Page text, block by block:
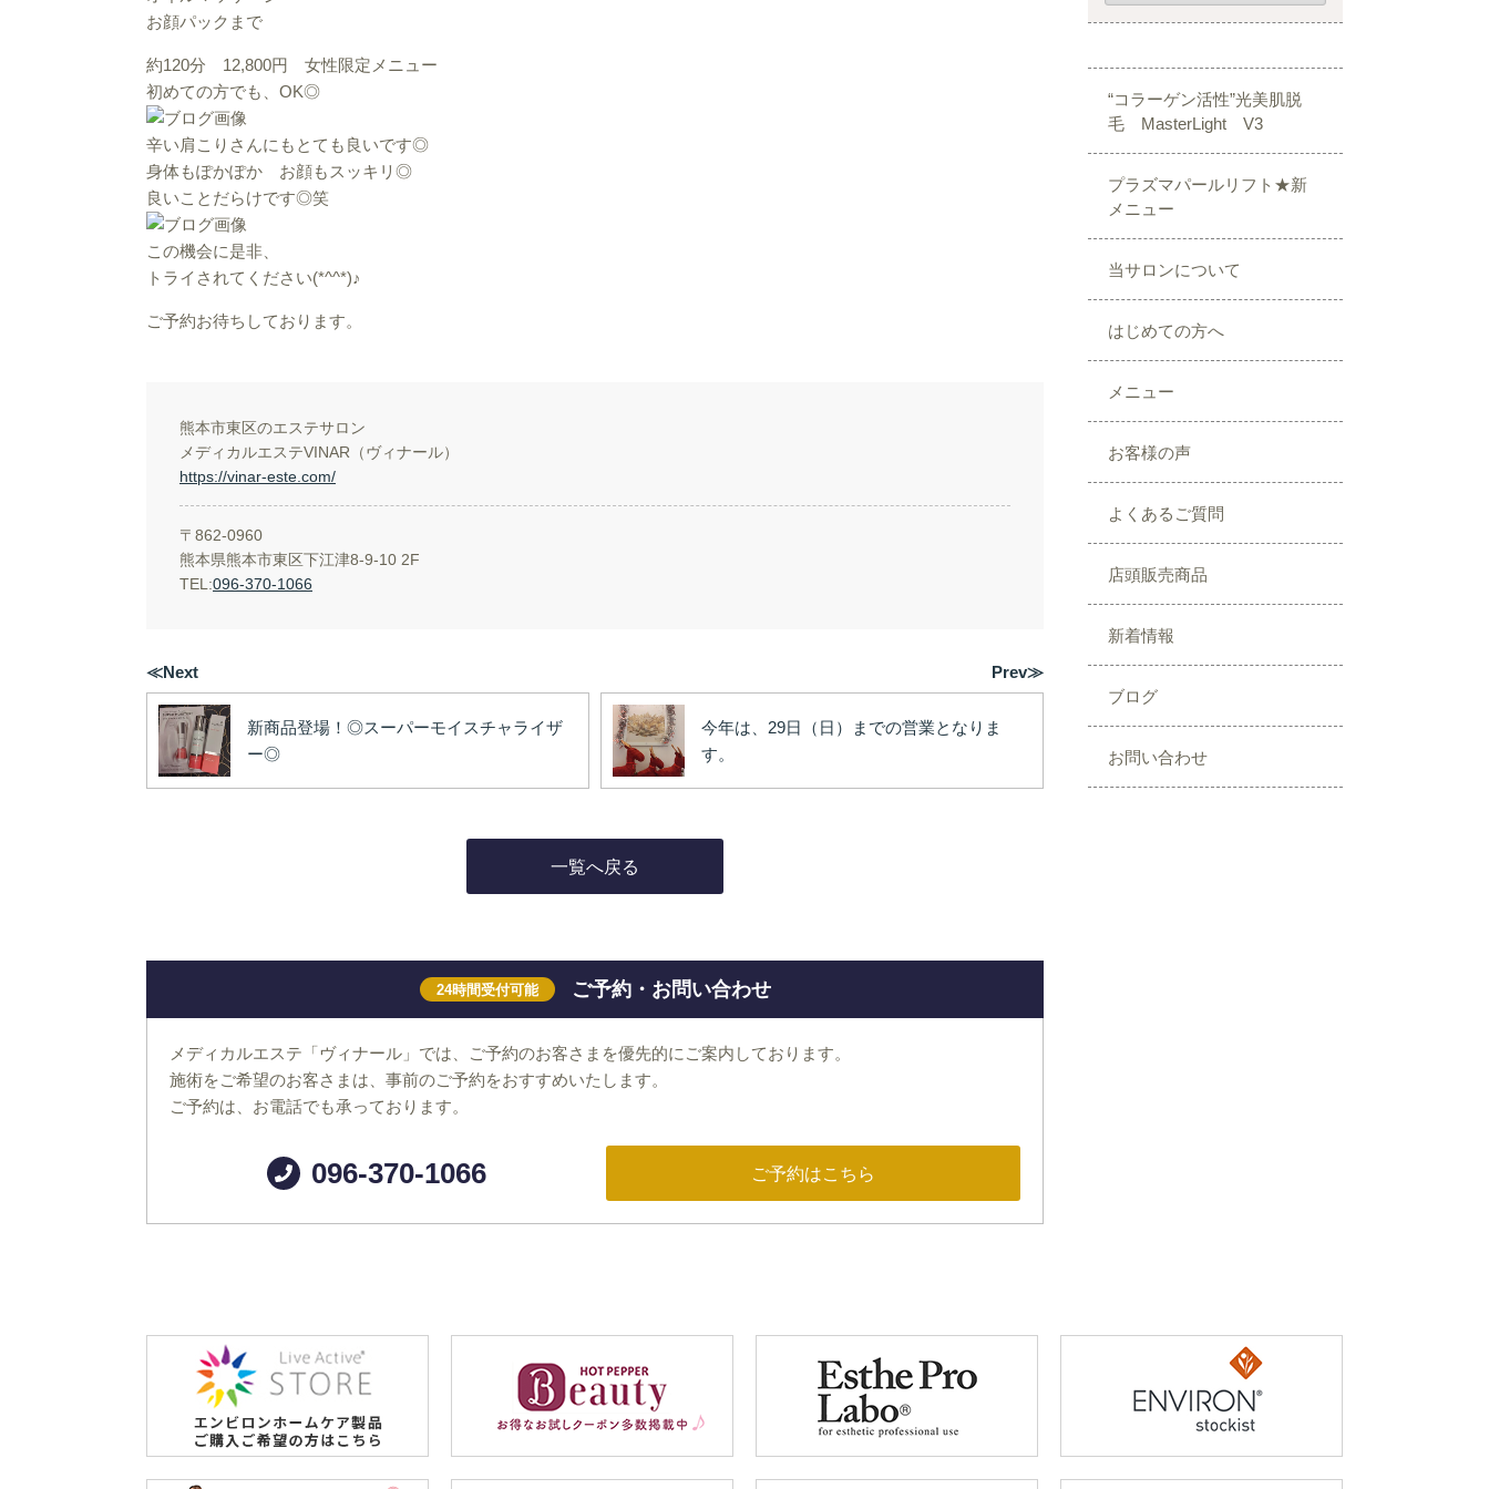
お顔パックまで
約120分 12,800円 女性限定メニュー
初めての方でも、OK◎
辛い肩こりさんにもとても良いです◎
身体もぽかぽか お顔もスッキリ◎
良いことだらけです◎笑
この機会に是非、
トライされてください(*^^*)♪
ご予約お待ちしております。
熊本市東区のエステサロン
メディカルエステVINAR（ヴィナール）
https://vinar-este.com/
〒862-0960
熊本県熊本市東区下江津8-9-10 2F
TEL:096-370-1066
≪Next
新商品登場！◎スーパーモイスチャライザ
ー◎
Prev≫
今年は、29日（日）までの営業となりま
す。
一覧へ戻る
24時間受付可能 ご予約・お問い合わせ
メディカルエステ「ヴィナール」では、ご予約のお客さまを優先的にご案内しております。
施術をご希望のお客さまは、事前のご予約をおすすめいたします。
ご予約は、お電話でも承っております。
096-370-1066 ご予約はこちら
“コラーゲン活性”光美肌脱
毛 MasterLight V3
プラズマパールリフト★新
メニュー
当サロンについて
はじめての方へ
メニュー
お客様の声
よくあるご質問
店頭販売商品
新着情報
ブログ
お問い合わせ